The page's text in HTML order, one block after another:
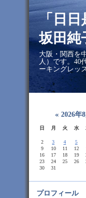
「日
坂田純
大阪・関西を
人）です。40
ーキングレッ
« 2026年8
日 月 火 水
2
3 4 5
9
10 11 12
16
17 18 19
23
24 25 26
30
31
プロフィール